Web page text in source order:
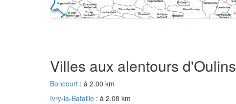
Villes aux alentours d'Oulins
Boncourt : à 2.00 km
Ivry-la-Bataille : à 2.08 km